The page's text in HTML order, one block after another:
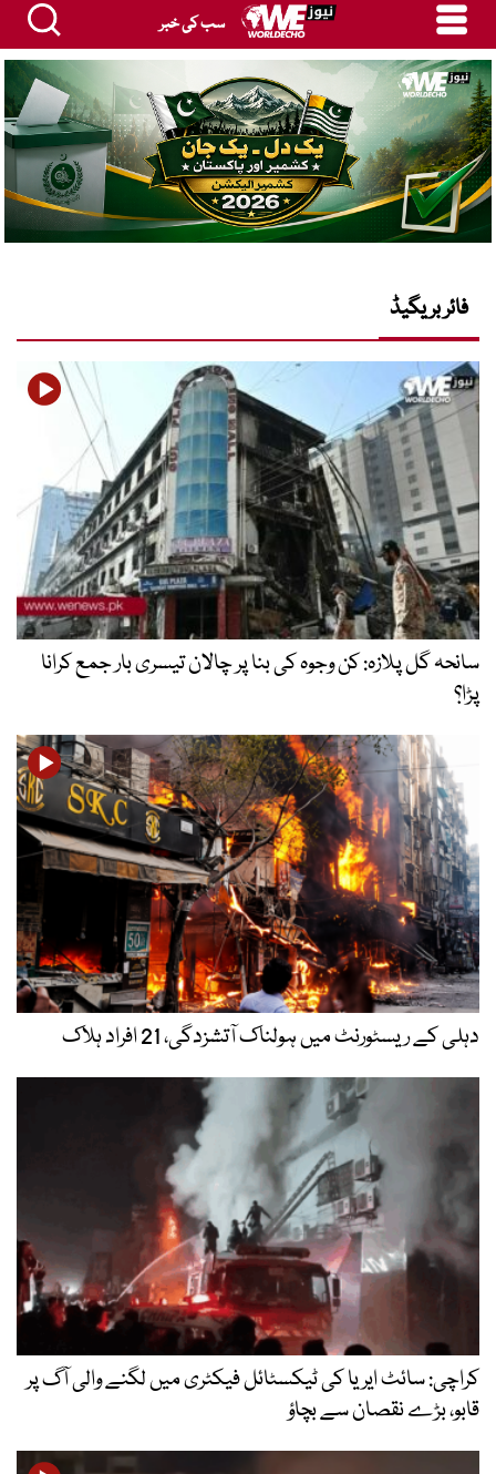
سب کی خبر
فائر بریگیڈ
سانحہ گل پلازہ: کن وجوہ کی بنا پر چالان تیسری بار جمع کرانا
پڑا؟
دہلی کے ریسٹورنٹ میں ہولناک آتشزدگی، 21 افراد ہلاک
کراچی: سائٹ ایریا کی ٹیکسٹائل فیکٹری میں لگنے والی آگ پر
قابو، بڑے نقصان سے بچاؤ